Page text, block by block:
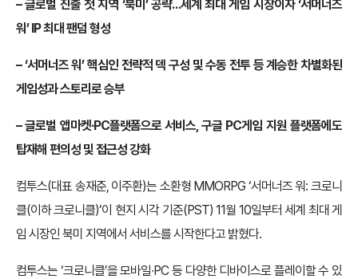
– 글로벌 진출 첫 지역 ‘북미’ 공략…세계 최대 게임 시장이자 ‘서머너즈
워’ IP 최대 팬덤 형성
– ‘서머너즈 워’ 핵심인 전략적 덱 구성 및 수동 전투 등 계승한 차별화된
게임성과 스토리로 승부
– 글로벌 앱마켓∙PC플랫폼으로 서비스, 구글 PC게임 지원 플랫폼에도
탑재해 편의성 및 접근성 강화
컴투스(대표 송재준, 이주환)는 소환형 MMORPG ‘서머너즈 워: 크로니
클(이하 크로니클)’이 현지 시각 기준(PST) 11월 10일부터 세계 최대 게
임 시장인 북미 지역에서 서비스를 시작한다고 밝혔다.
컴투스는 ‘크로니클’을 모바일∙PC 등 다양한 디바이스로 플레이할 수 있